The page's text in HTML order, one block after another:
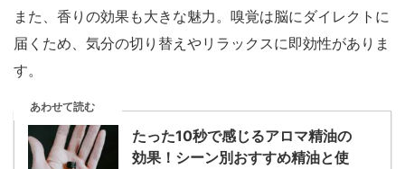
また、香りの効果も大きな魅力。嗅覚は脳にダイレクトに
届くため、気分の切り替えやリラックスに即効性がありま
す。
あわせて読む
たった10秒で感じるアロマ精油の
効果！シーン別おすすめ精油と使